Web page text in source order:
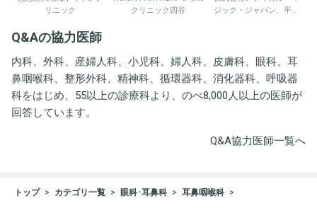
リニック
クリニック四谷
ジック・ジャパン、平野
Q&Aの協力医師
内科、外科、産婦人科、小児科、婦人科、皮膚科、眼科、耳
鼻咽喉科、整形外科、精神科、循環器科、消化器科、呼吸器
科をはじめ、55以上の診療科より、のべ8,000人以上の医師が
回答しています。
Q&A協力医師一覧へ
トップ カテゴリ一覧 眼科･耳鼻科 耳鼻咽喉科